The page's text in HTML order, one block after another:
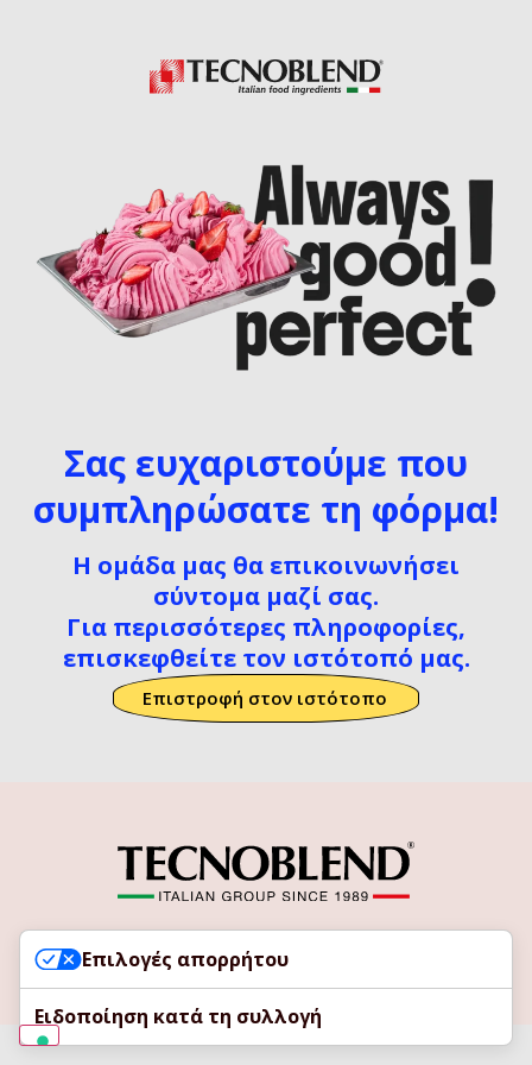
Σας ευχαριστούμε που
συμπληρώσατε τη φόρμα!
Η ομάδα μας θα επικοινωνήσει
σύντομα μαζί σας.
Για περισσότερες πληροφορίες,
επισκεφθείτε τον ιστότοπό μας.
Επιστροφή στον ιστότοπο
Copyright © 2025Tecnoblend Group. All rights
are reserved | Privacy Policy
Επιλογές απορρήτου
Ειδοποίηση κατά τη συλλογή